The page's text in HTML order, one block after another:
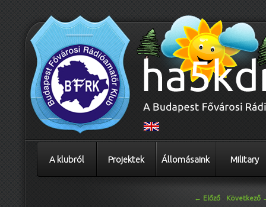
A klubról Projektek Állomásaink Military
← Előző Következő